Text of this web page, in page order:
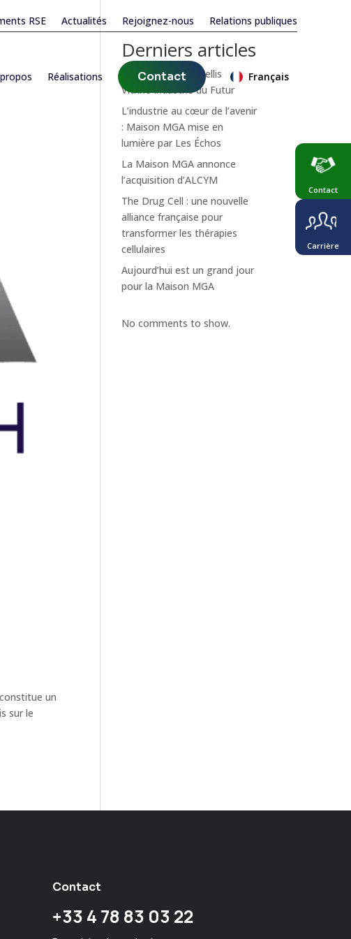
RSE Actualités Rejoignez-nous Relations publiques
Réalisations Contact Français
un
sur le
Derniers articles
MGA MedTech labellisée
Vitrine Industrie du Futur
L’industrie au cœur de l’avenir
: Maison MGA mise en
lumière par Les Échos
La Maison MGA annonce
l’acquisition d’ALCYM
The Drug Cell : une nouvelle
alliance française pour
transformer les thérapies
cellulaires
Aujourd’hui est un grand jour
pour la Maison MGA
No comments to show.
Contact
+33 4 78 83 03 22
Contact
Carrière